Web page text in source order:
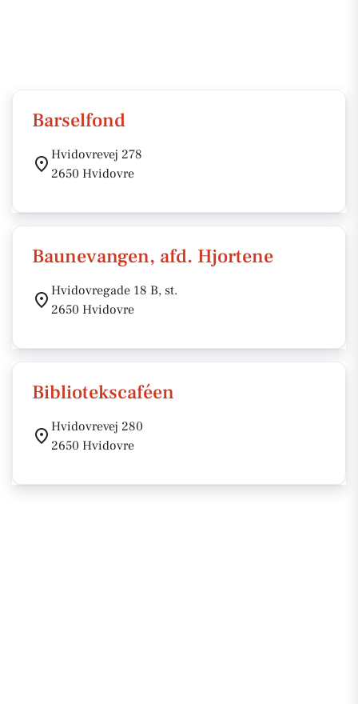
Barselfond
Hvidovrevej 278
2650 Hvidovre
Baunevangen, afd. Hjortene
Hvidovregade 18 B, st.
2650 Hvidovre
Bibliotekscaféen
Hvidovrevej 280
2650 Hvidovre